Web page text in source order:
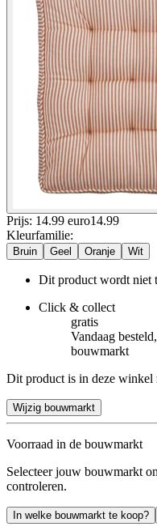
Prijs: 14.99 euro14.99
Kleurfamilie:
Bruin Geel Oranje Wit
Dit product wordt niet
Click & collect
gratis
Vandaag
bouwmarkt
Dit product is in deze
Wijzig bouwmarkt
Voorraad in de bouwmarkt
Selecteer jouw bouwmarkt
controleren.
In welke bouwmarkt te koop?